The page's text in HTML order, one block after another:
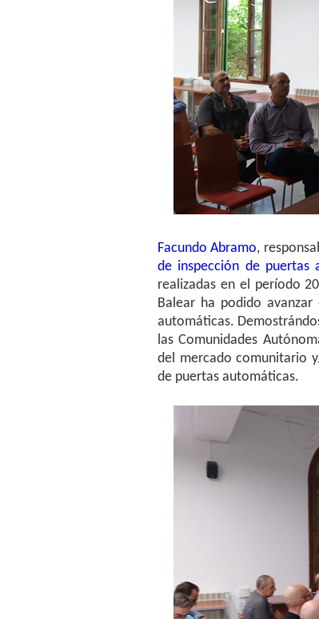
Facundo Abramo,
de inspección de puertas
realizadas en el período
Balear ha podido
automáticas.
las Comunidades
del mercado comunitario
de puertas automáticas.